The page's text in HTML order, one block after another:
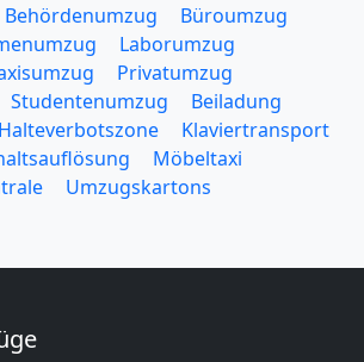
Behördenumzug
Büroumzug
Laborumzug
Privatumzug
Studentenumzug
Beiladung
Halteverbotszone
Klaviertransport
Möbeltaxi
Umzugskartons